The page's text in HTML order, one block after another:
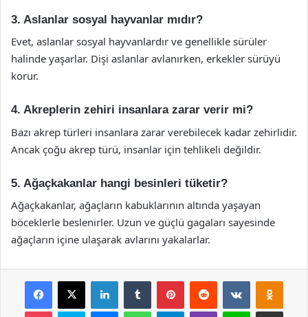
3. Aslanlar sosyal hayvanlar mıdır?
Evet, aslanlar sosyal hayvanlardır ve genellikle sürüler
halinde yaşarlar. Dişi aslanlar avlanırken, erkekler sürüyü
korur.
4. Akreplerin zehiri insanlara zarar verir mi?
Bazı akrep türleri insanlara zarar verebilecek kadar zehirlidir.
Ancak çoğu akrep türü, insanlar için tehlikeli değildir.
5. Ağaçkakanlar hangi besinleri tüketir?
Ağaçkakanlar, ağaçların kabuklarının altında yaşayan
böceklerle beslenirler. Uzun ve güçlü gagaları sayesinde
ağaçların içine ulaşarak avlarını yakalarlar.
Facebook
X LinkedInTumblr PinterestReddit VKontakte
Pocket Skype MessengerWhatsAppTelegramViber Line E-Posta ile